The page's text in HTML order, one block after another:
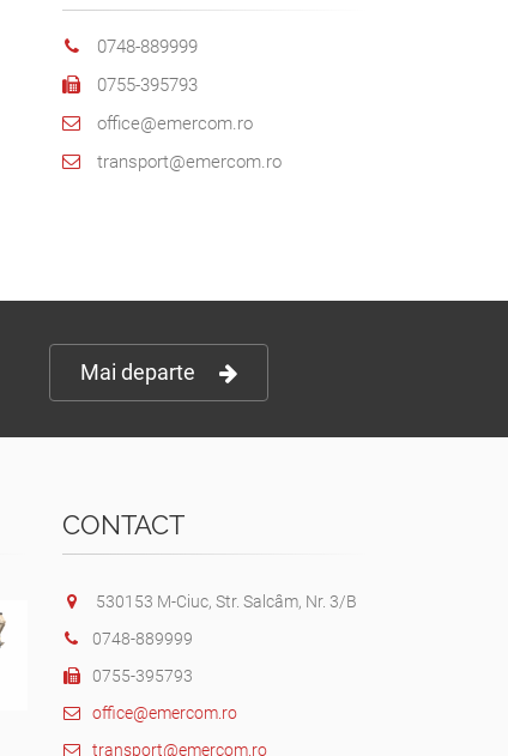
0748-889999
0755-395793
office@emercom.ro
transport@emercom.ro
Mai departe
CONTACT
530153 M-Ciuc, Str. Salcâm, Nr. 3/B
0748-889999
0755-395793
office@emercom.ro
transport@emercom.ro